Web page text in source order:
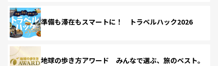
準備も滞在もスマートに！ トラベルハック2026
地球の歩き方アワード みんなで選ぶ、旅のベスト。